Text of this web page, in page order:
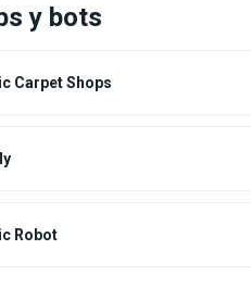
y bots
Carpet Shops
Robot